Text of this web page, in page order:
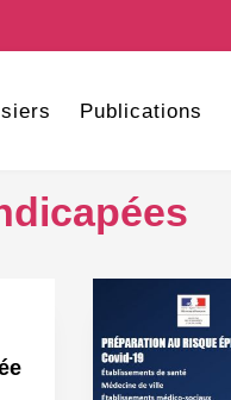
Publications